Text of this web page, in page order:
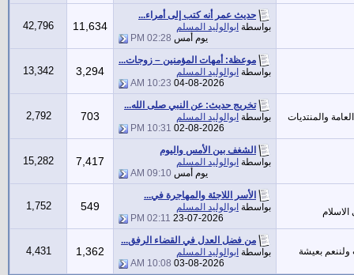
حديث عمر أنه كتب إلى أمراء...
بواسطة ابوالوليد المسلم
يوم أمس 02:28 PM
11,634
42,796
موعظة: أمهات المؤمنين – زوجات...
بواسطة ابوالوليد المسلم
04-08-2026
10:23 AM
3,294
13,342
والمنتديات
تخريج حديث: عن النبي صلى الله...
بواسطة ابوالوليد المسلم
02-08-2026
10:31 PM
703
2,792
الشغف بين الأمس واليوم
بواسطة ابوالوليد المسلم
يوم أمس 09:10 AM
7,417
15,282
الأسر اللاجئة والمهاجرة في...
بواسطة ابوالوليد المسلم
23-07-2026
02:11 PM
549
1,752
ولننعم بعيشة
من فضل العدل في القضاء الرفق...
بواسطة ابوالوليد المسلم
03-08-2026
10:08 AM
1,362
4,431